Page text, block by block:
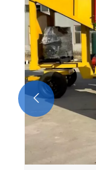
Ətraflı Baxın
